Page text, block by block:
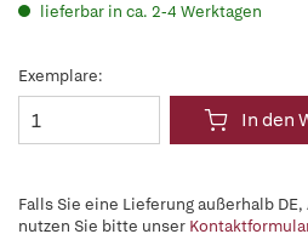
lieferbar in ca. 2-4 Werktagen
Exemplare:
In den
Falls Sie eine Lieferung außerhalb DE,
nutzen Sie bitte unser